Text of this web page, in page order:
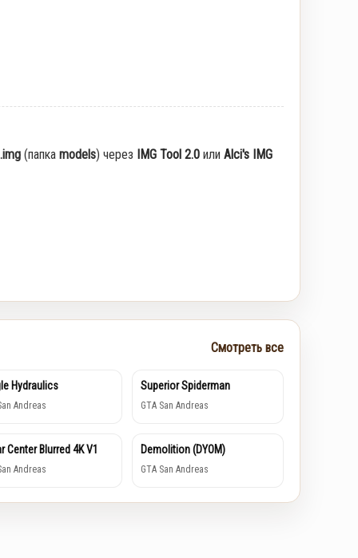
(папка models) через IMG Tool 2.0или Alci's IMG
Смотреть все
Hydraulics
Andreas
Superior Spiderman
GTA San Andreas
Center Blurred 4K V1
Andreas
Demolition (DYOM)
GTA San Andreas